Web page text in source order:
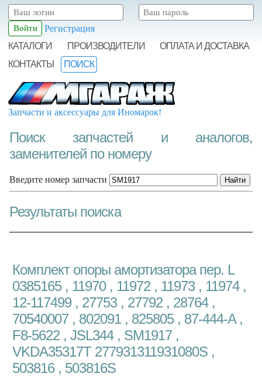
Регистрация
КАТАЛОГИ
ПРОИЗВОДИТЕЛИ
ОПЛАТА И ДОСТАВКА
КОНТАКТЫ
ПОИСК
Запчасти и аксессуары для Иномарок!
Поиск запчастей и аналогов,
заменителей по номеру
Введите номер запчасти
Результаты поиска
Комплект опоры амортизатора пер. L
0385165 , 11970 , 11972 , 11973 , 11974 ,
12-117499 , 27753 , 27792 , 28764 ,
70540007 , 802091 , 825805 , 87-444-A ,
F8-5622 , JSL344 , SM1917 ,
VKDA35317T 277931311931080S ,
503816 , 503816S